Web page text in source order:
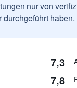
nur von
durchgeführt haben.
7,3
7,8